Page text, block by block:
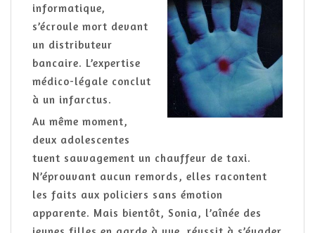
informatique,
s’écroule mort devant
un distributeur
bancaire. L’expertise
médico-légale conclut
à un infarctus.
Au même moment,
deux adolescentes
tuent sauvagement un chauffeur de taxi.
N’éprouvant aucun remords, elles racontent
les faits aux policiers sans émotion
apparente. Mais bientôt, Sonia, l’aînée des